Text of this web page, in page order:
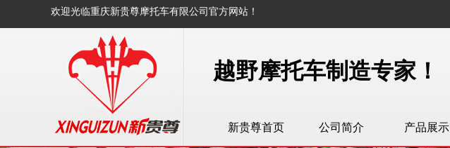
欢迎光临重庆新贵尊摩托车有限公司 官方网站！
越野摩托车制造专家！
新贵尊首页 公司简介 产品展示